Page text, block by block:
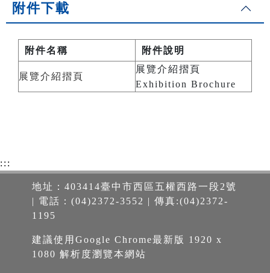
附件下載
附件名稱 附件說明
展覽介紹摺頁
展覽介紹摺頁
Exhibition Brochure
:::
地址：403414臺中市西區五權西路一段2號
| 電話：(04)2372-3552 | 傳真:(04)2372-
1195
建議使用Google Chrome最新版 1920 x
1080 解析度瀏覽本網站